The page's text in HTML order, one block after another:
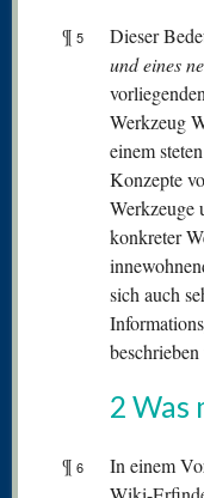
¶ 5 Dieser
und eines
Werkzeug
einem
Konzepte
Werkzeuge
konkreter
sich auch
2 Was
¶ 6
In einem